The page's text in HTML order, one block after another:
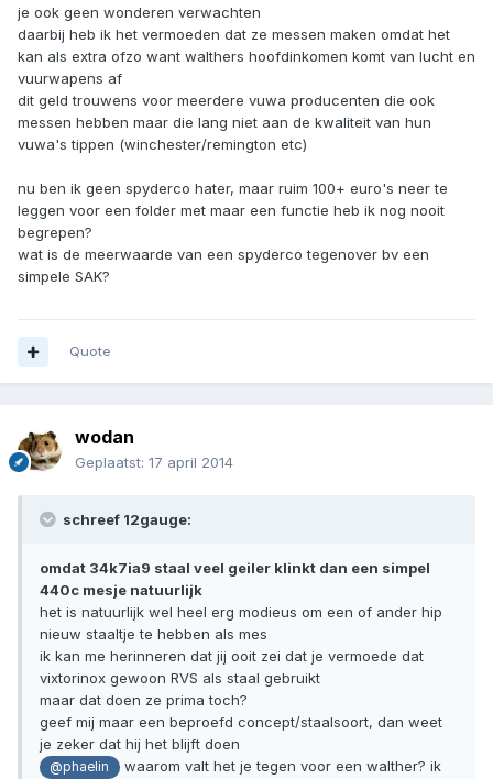
je ook geen wonderen verwachten
daarbij heb ik het vermoeden dat ze messen maken omdat het
kan als extra ofzo want walthers hoofdinkomen komt van lucht en
vuurwapens af
dit geld trouwens voor meerdere vuwa producenten die ook
messen hebben maar die lang niet aan de kwaliteit van hun
vuwa's tippen (winchester/remington etc)
nu ben ik geen spyderco hater, maar ruim 100+ euro's neer te
leggen voor een folder met maar een functie heb ik nog nooit
begrepen?
wat is de meerwaarde van een spyderco tegenover bv een
simpele SAK?
Quote
wodan
Geplaatst: 17 april 2014
schreef 12gauge:
omdat 34k7ia9 staal veel geiler klinkt dan een simpel
440c mesje natuurlijk
het is natuurlijk wel heel erg modieus om een of ander hip
nieuw staaltje te hebben als mes
ik kan me herinneren dat jij ooit zei dat je vermoede dat
vixtorinox gewoon RVS als staal gebruikt
maar dat doen ze prima toch?
geef mij maar een beproefd concept/staalsoort, dan weet
je zeker dat hij het blijft doen
@phaelin
waarom valt het je tegen voor een walther? ik